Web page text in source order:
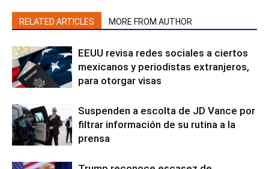
RELATED ARTICLES MORE FROM AUTHOR
EEUU revisa redes sociales a ciertos
mexicanos y periodistas extranjeros,
para otorgar visas
Suspenden a escolta de JD Vance por
filtrar información de su rutina a la
prensa